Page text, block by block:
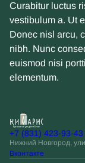
Curabitur luctus
vestibulum a. Ut
Donec nisl arcu,
nibh. Nunc
euismod nisi
elementum.
+7 (831) 423-93-43
Нижний Новгород,
Вконтакте